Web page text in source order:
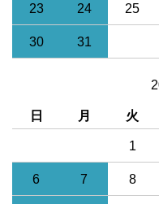
23 24 25
30 31
日 月 火
1
6 7 8